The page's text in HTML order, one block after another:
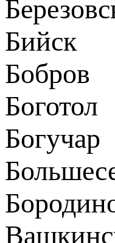
Бийск
Бобров
Боготол
Богучар